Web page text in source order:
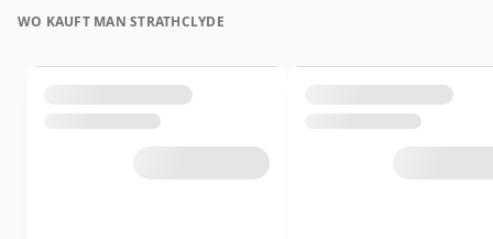
WO KAUFT MAN STRATHCLYDE